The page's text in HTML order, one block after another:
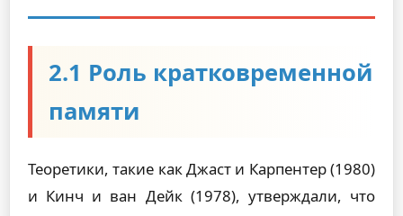
2.1 Роль кратковременной
памяти
Теоретики, такие как Джаст и Карпентер (1980)
и Кинч и ван Дейк (1978), утверждали, что